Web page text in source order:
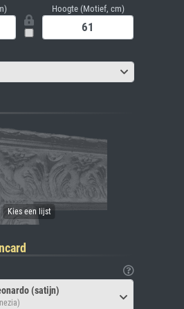
Hoogte (Motief, cm)
(satijn)